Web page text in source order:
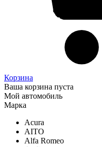
Корзина
Ваша корзина пуста
Мой автомобиль
Марка
Acura
AITO
Alfa Romeo